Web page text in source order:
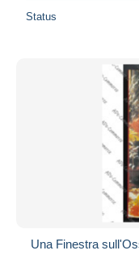
Status
Una Finestra